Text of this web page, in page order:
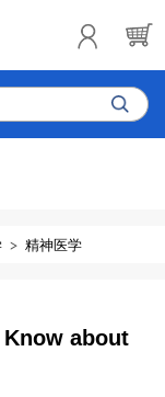
精神医学
about